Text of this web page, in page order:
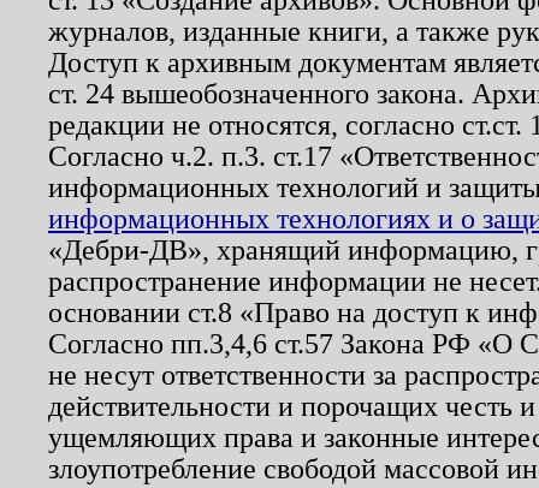
журналов, изданные книги, а также
Доступ к архивным документам
ст. 24 вышеобозначенного закона.
редакции не относятся, согласно
Согласно ч.2. п.3. ст.17
информационных технологий и
информационных технологиях и о
«Дебри-ДВ», хранящий информацию,
распространение информации не
основании ст.8 «Право на доступ к
Согласно пп.3,4,6 ст.57 Закона РФ «О
не несут ответственности за
действительности и порочащих честь
ущемляющих права и законные
злоупотребление свободой массовой